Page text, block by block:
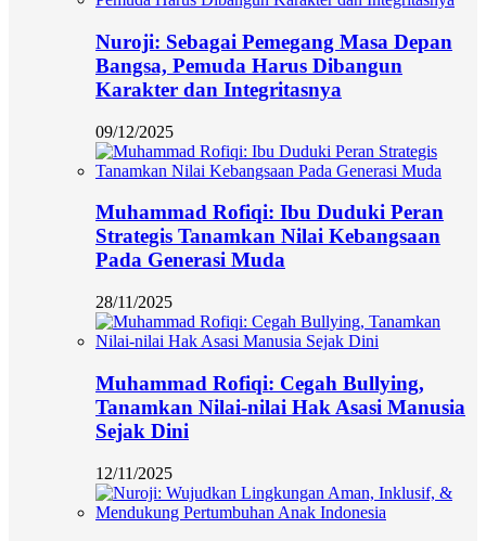
Nuroji: Sebagai Pemegang Masa Depan
Bangsa, Pemuda Harus Dibangun
Karakter dan Integritasnya
09/12/2025
Muhammad Rofiqi: Ibu Duduki Peran
Strategis Tanamkan Nilai Kebangsaan
Pada Generasi Muda
28/11/2025
Muhammad Rofiqi: Cegah Bullying,
Tanamkan Nilai-nilai Hak Asasi Manusia
Sejak Dini
12/11/2025